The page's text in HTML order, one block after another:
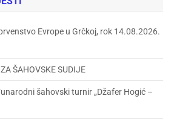
Evrope u Grčkoj, rok 14.08.2026.
ŠAHOVSKE SUDIJE
šahovski turnir „Džafer Hogić –